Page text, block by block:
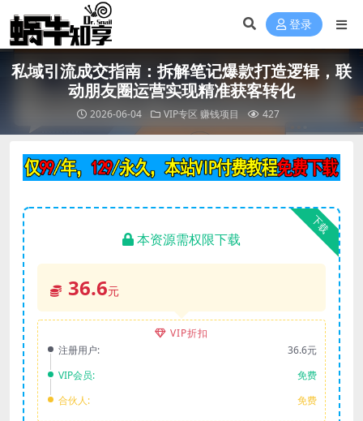
登录
私域引流成交指南：拆解笔记爆款打造逻辑，联
动朋友圈运营实现精准获客转化
2026-06-04 VIP专区 赚钱项目 427
下载
本资源需权限下载
36.6元
VIP折扣
注册用户:
36.6元
VIP会员:
免费
合伙人:
免费